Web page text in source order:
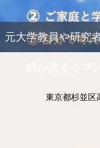
元大学教員や研究
東京都杉並区